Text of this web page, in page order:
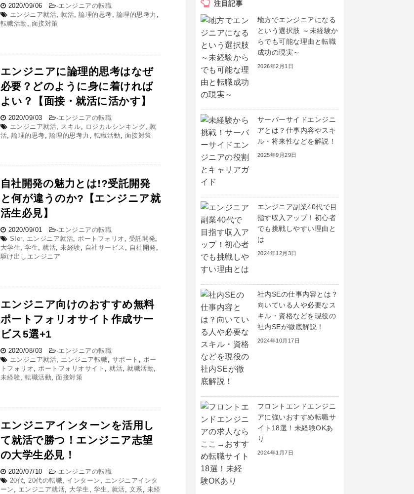
2020/09/06 -エンジニアの転職
エンジニア就活,就活,論理的思考, 論理的思考力 ,
転職活動 , 面接対策
エンジニアに論理的思考はなぜ
必要？どのように身に着ければ
よい？【面接・就活に活かす】
2020/09/03 -エンジニアの転職
エンジニア就活, スキル, ロジカルシンキング,就
活,論理的思考, 論理的思考力 , 転職活動 , 面接対策
自社開発の魅力とは!?受託開発
と何が違うのか?【エンジニア就
活生必見】
2020/09/01 -エンジニアの転職
SIer, エンジニア就活,ポートフォリオ , 受託開発,
大学生,学生,就活,未経験, 自社サービス , 自社開発 ,
駆け出しエンジニア
エンジニア向けのおすすめ無料
ポートフォリオサイト作成サー
ビス5選+1
2020/08/03 -エンジニアの転職
エンジニア就活, エンジニア転職, サポート , ポー
トフォリオ,ポートフォリオサイト ,就活,就職活動,
未経験,転職活動,面接対策
エンジニアインターンを活用し
て就活で勝つ！エンジニア志望
の大学生必見！
2020/07/10 -エンジニアの転職
20代,20代の転職, インターン , エンジニアインタ
ーン , エンジニア就活, 大学生 , 学生 , 就活, 文系, 未経
注目記事
地方でエンジニアになる
という選択肢 ～未経験か
らでも可能な理由と転職
成功の現実～
2026年2月1日
サーバーサイドエンジニ
アとは？仕事内容やスキ
ル・将来性などを解説！
2025年9月29日
エンジニア副業40代で目
指す収入アップ！初心者
でも挑戦しやすい理由と
は
2024年12月3日
社内SEの仕事内容とは？
向いている人や必要なス
キル・資格などを現役の
社内SEが徹底解説！
2024年10月17日
フロントエンドエンジニ
アに強いおすすめ転職サ
イト18選！未経験OKあ
り
2024年1月7日